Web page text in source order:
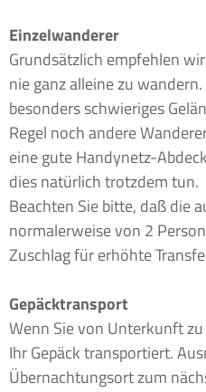
Einzelwanderer
Grundsätzlich empfehlen
nie ganz alleine zu
besonders schwieriges
Regel noch andere
eine gute Handynetz-
dies natürlich trotzdem tun.
Beachten Sie bitte, daß die
normalerweise von 2
Zuschlag für erhöhte
Gepäcktransport
Wenn Sie von Unterkunft
Ihr Gepäck transportiert.
Übernachtungsort zum